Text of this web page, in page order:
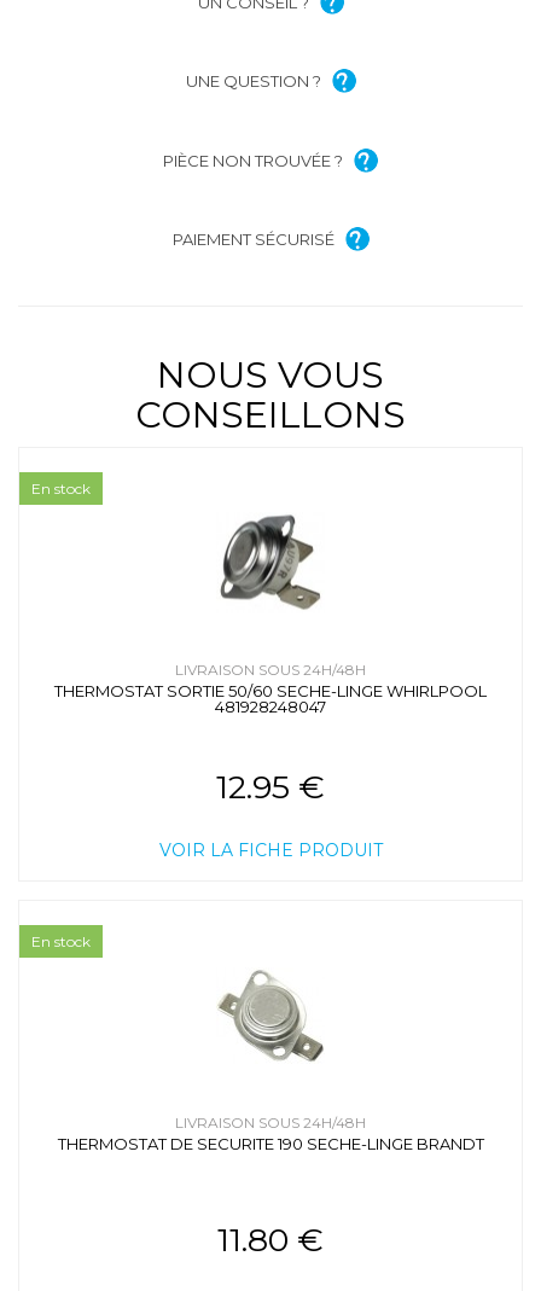
UNE QUESTION ?
PIÈCE NON TROUVÉE ?
PAIEMENT SÉCURISÉ
NOUS VOUS
CONSEILLONS
LIVRAISON SOUS 24H/48H
THERMOSTAT SORTIE 50/60 SECHE-LINGE WHIRLPOOL
481928248047
12.95 €
VOIR LA FICHE PRODUIT
En stock
LIVRAISON SOUS 24H/48H
THERMOSTAT DE SECURITE 190 SECHE-LINGE BRANDT
11.80 €
En stock